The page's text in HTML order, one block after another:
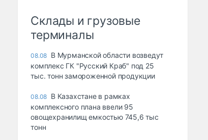
Склады и грузовые
терминалы
08.08 В Мурманской области возведут
комплекс ГК "Русский Краб" под 25
тыс. тонн замороженной продукции
08.08 В Казахстане в рамках
комплексного плана ввели 95
овощехранилищ емкостью 745,6 тыс
тонн